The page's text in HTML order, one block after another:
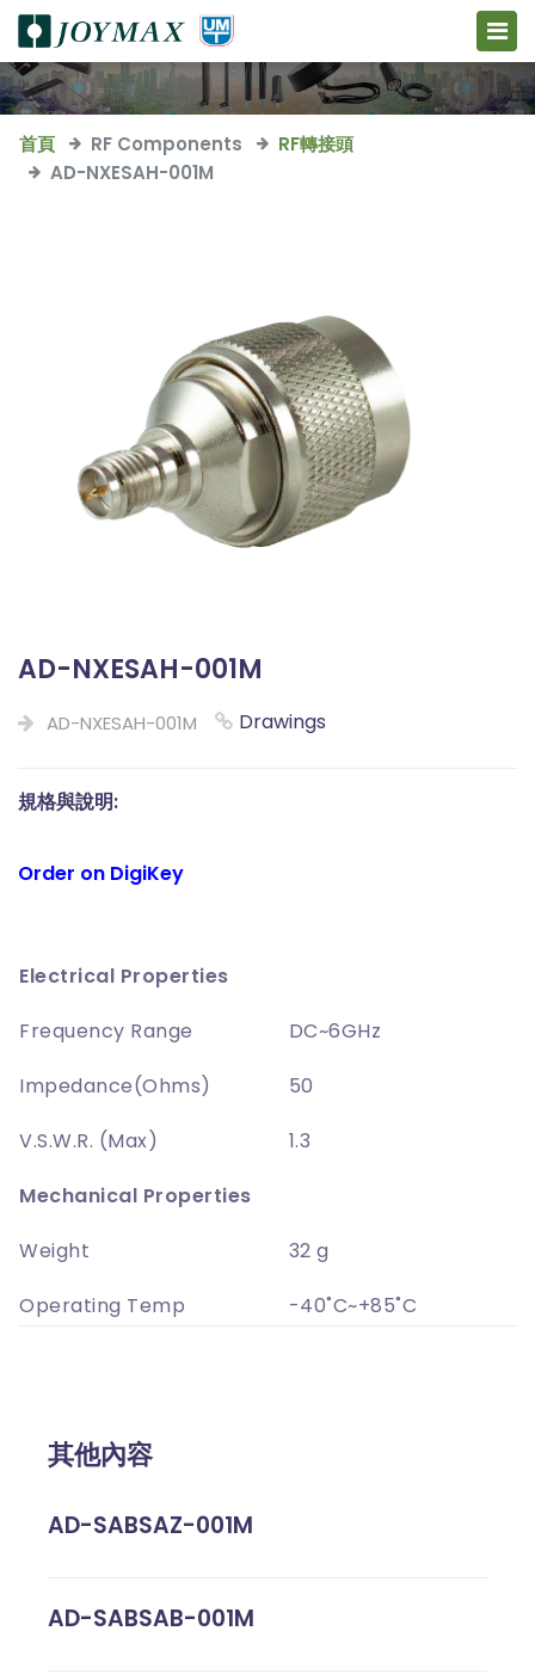
首頁 RF Components
RF轉接頭
AD-NXESAH-001M
AD-NXESAH-001M
AD-NXESAH-001M Drawings
規格與說明:
Order on DigiKey
Electrical Properties
Frequency Range
DC~6GHz
Impedance(Ohms)
50
V.S.W.R. (Max)
1.3
Mechanical Properties
Weight
32 g
Operating Temp
-40˚C~+85˚C
其他內容
AD-SABSAZ-001M
AD-SABSAB-001M